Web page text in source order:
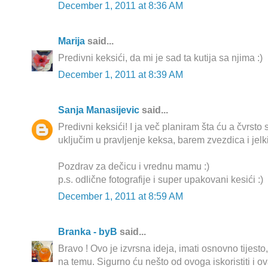
December 1, 2011 at 8:36 AM
Marija said...
Predivni keksići, da mi je sad ta kutija sa njima :)
December 1, 2011 at 8:39 AM
Sanja Manasijevic said...
Predivni keksići! I ja več planiram šta ću a čvrsto
uključim u pravljenje keksa, barem zvezdica i
Pozdrav za dečicu i vrednu mamu :)
p.s. odlične fotografije i super upakovani kesići :)
December 1, 2011 at 8:59 AM
Branka - byB said...
Bravo ! Ovo je izvrsna ideja, imati osnovno
na temu. Sigurno ću nešto od ovoga iskoristiti i